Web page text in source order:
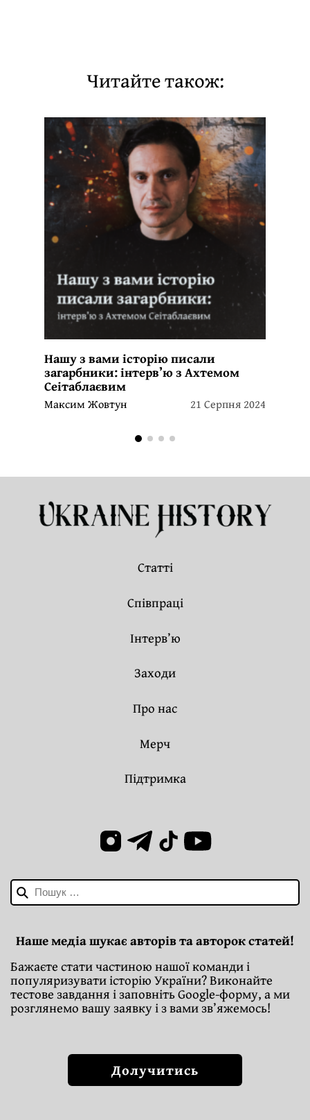
Читайте також:
Нашу з вами історію писали
загарбники: інтерв’ю з Ахтемом
Сеітаблаєвим
Максим Жовтун 21 Серпня 2024
Пошук:
Статті
Співпраці
Інтерв’ю
Заходи
Про нас
Мерч
Підтримка
Наше медіа шукає авторів та авторок статей!
Бажаєте стати частиною нашої команди і
популяризувати історію України? Виконайте
тестове завдання і заповніть Google-форму, а ми
розглянемо вашу заявку і з вами зв’яжемось!
Долучитись